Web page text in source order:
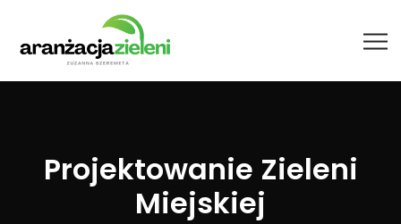
Projektowanie Zieleni
Miejskiej